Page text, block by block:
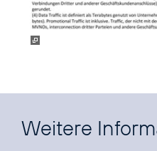
Weitere